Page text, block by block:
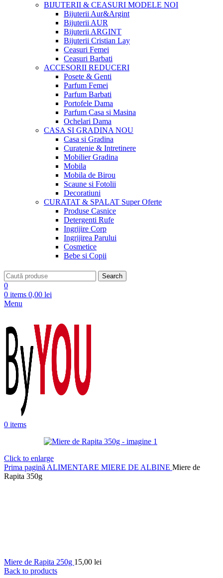
BIJUTERII & CEASURI MODELE NOI
Bijuterii Aur&Argint
Bijuterii AUR
Bijuterii ARGINT
Bijuterii Cristian Lay
Ceasuri Femei
Ceasuri Barbati
ACCESORII REDUCERI
Posete & Genti
Parfum Femei
Parfum Barbati
Portofele Dama
Parfum Casa si Masina
Ochelari Dama
CASA SI GRADINANOU
Casa si Gradina
Curatenie & Intretinere
Mobilier Gradina
Mobila
Mobila de Birou
Scaune si Fotolii
Decoratiuni
CURATAT & SPALAT Super Oferte
Produse Casnice
Detergenti Rufe
Ingrijire Corp
Ingrijirea Parului
Cosmetice
Bebe si Copii
Search
0
0 items 0,00 lei
Menu
0 items
Click to enlarge
Prima paginăALIMENTARE MIERE DE ALBINE Miere de
Rapita 350g
Miere de Rapita 250g 15,00 lei
Back to products